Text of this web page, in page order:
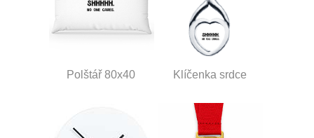
Polštář 80x40 Klíčenka srdce